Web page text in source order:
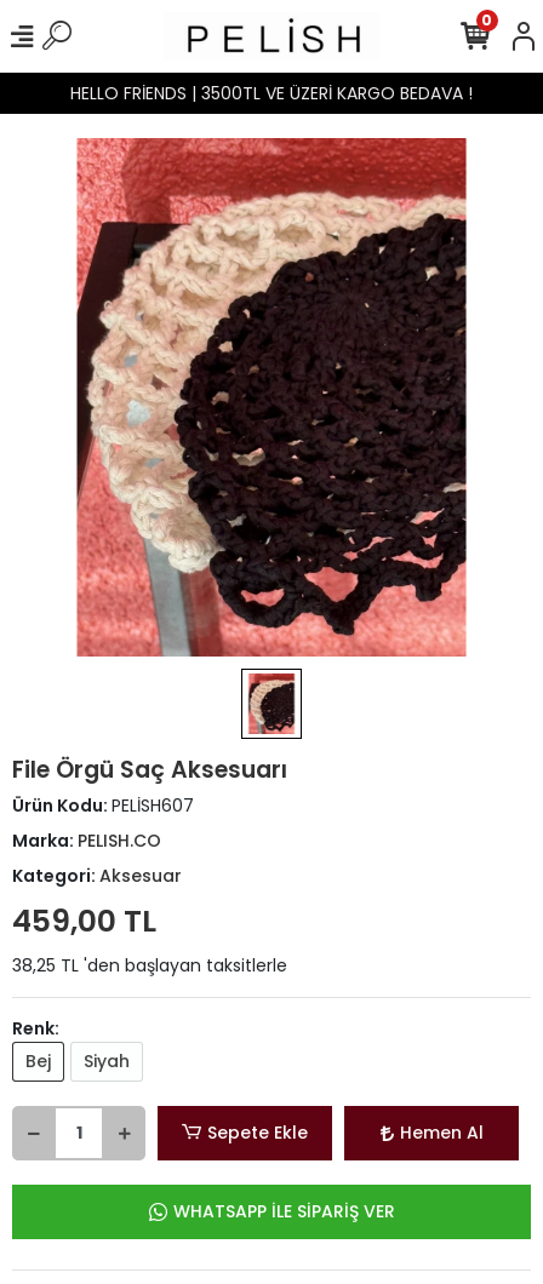
HELLO FRİENDS | 3500TL VE ÜZERİ KARGO BEDAVA !
0
File Örgü Saç Aksesuarı
Ürün Kodu: PELİSH607
Marka: PELISH.CO
Kategori: Aksesuar
459,00 TL
38,25 TL 'den başlayan taksitlerle
Renk:
Bej
Siyah
Sepete Ekle Hemen Al
WHATSAPP İLE SİPARİŞ VER